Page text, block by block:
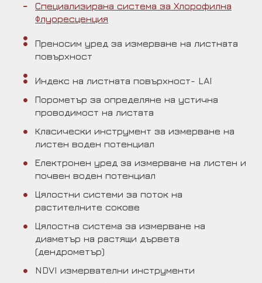
Специализирана система за Хлорофилна
Флуоресценция
Преносим уред за измерване на листната
повърхност
Индекс на листната повърхност- LAI
Порометър за определяне на устична
проводимост на листата
Класически инструмент за измерване на
листен воден потенциал
Електронен уред за измерване на листен и
почвен воден потенциал
Цялостни системи за поток на
растителните сокове
Цялостна система за измерване на
диаметър на растящи дървета
(дендрометър)
NDVI измервателни инструменти